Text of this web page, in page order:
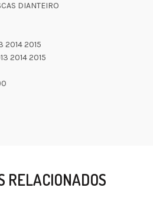
DIANTEIRO
2014 2015
2014 2015
RELACIONADOS